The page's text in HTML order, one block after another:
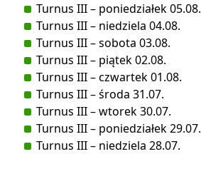
Turnus III – poniedziałek 05.08.
Turnus III – niedziela 04.08.
Turnus III – sobota 03.08.
Turnus III – piątek 02.08.
Turnus III – czwartek 01.08.
Turnus III – środa 31.07.
Turnus III – wtorek 30.07.
Turnus III – poniedziałek 29.07.
Turnus III – niedziela 28.07.